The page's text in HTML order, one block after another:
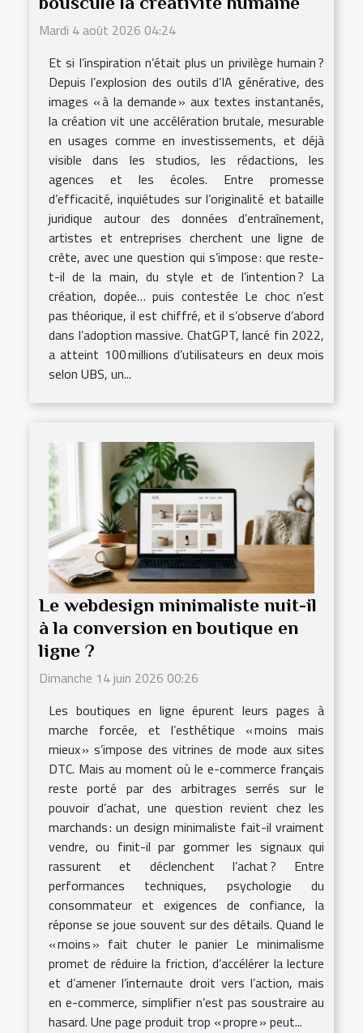
Mardi 4 août 2026 04:24
Et si l’inspiration n’était plus un privilège humain ?
Depuis l’explosion des outils d’IA générative, des
images « à la demande » aux textes instantanés,
la création vit une accélération brutale, mesurable
en usages comme en investissements, et déjà
visible dans les studios, les rédactions, les
agences et les écoles. Entre promesse
d’efficacité, inquiétudes sur l’originalité et bataille
juridique autour des données d’entraînement,
artistes et entreprises cherchent une ligne de
crête, avec une question qui s’impose : que reste-
t-il de la main, du style et de l’intention ? La
création, dopée… puis contestée Le choc n’est
pas théorique, il est chiffré, et il s’observe d’abord
dans l’adoption massive. ChatGPT, lancé fin 2022,
a atteint 100 millions d’utilisateurs en deux mois
selon UBS, un...
Le webdesign minimaliste nuit-il
à la conversion en boutique en
ligne ?
Dimanche 14 juin 2026 00:26
Les boutiques en ligne épurent leurs pages à
marche forcée, et l’esthétique « moins mais
mieux » s’impose des vitrines de mode aux sites
DTC. Mais au moment où le e-commerce français
reste porté par des arbitrages serrés sur le
pouvoir d’achat, une question revient chez les
marchands : un design minimaliste fait-il vraiment
vendre, ou finit-il par gommer les signaux qui
rassurent et déclenchent l’achat ? Entre
performances techniques, psychologie du
consommateur et exigences de confiance, la
réponse se joue souvent sur des détails. Quand le
« moins » fait chuter le panier Le minimalisme
promet de réduire la friction, d’accélérer la lecture
et d’amener l’internaute droit vers l’action, mais
en e-commerce, simplifier n’est pas soustraire au
hasard. Une page produit trop « propre » peut...